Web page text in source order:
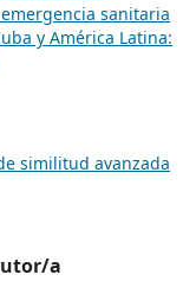
sanitaria
y América Latina:
similitud avanzada
a